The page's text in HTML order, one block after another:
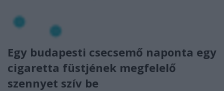
Egy budapesti csecsemő naponta egy
cigaretta füstjének megfelelő
szennyet szív be